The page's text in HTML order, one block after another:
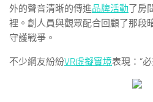
外的聲音清晰的傳進品牌活動了房
裡。創人員與觀眾配合回顧了那段
守護戰爭。
不少網友紛紛VR虛擬實境表現：“